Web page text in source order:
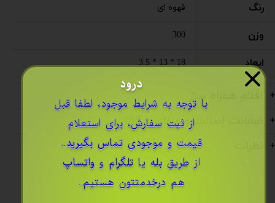
رنگ قهوه ای
وزن 300
ابعاد 18 * 13 * 3.5
اقلام همراه ساز
ضمانت اصالت و سلامت کالا
درود
​با توجه به شرایط موجود، لطفا قبل
از ثبت سفارش، برای استعلام
قیمت و موجودی تماس بگیرید..
از طریق بله یا تلگرام و واتساپ
هم درخدمتتون هستیم..